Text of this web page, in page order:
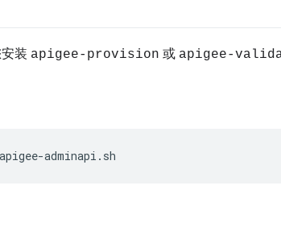
装 apigee-provision 或 apigee-
adminapi.sh